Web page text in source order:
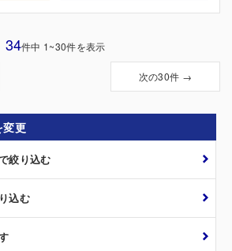
34件中 1~30件を表示
次の30件 →
変更
絞り込む
込む